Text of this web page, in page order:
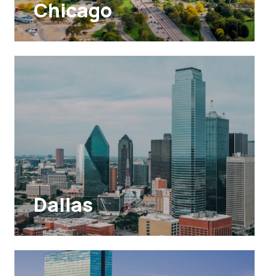
Chicago
Dallas